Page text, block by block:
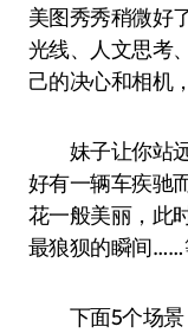
美图秀秀稍微好
光线、人文思考
己的决心和相机
妹子让你站远
好有一辆车疾驰
花一般美丽，此
最狼狈的瞬间……
下面5个场景